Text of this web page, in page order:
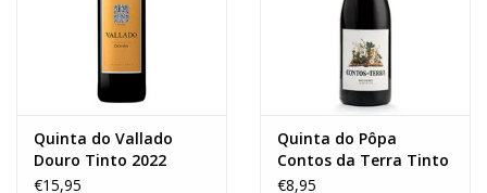
Quinta do Vallado
Douro Tinto 2022
€15,95
Quinta do Pôpa
Contos da Terra Tinto
2023
€8,95